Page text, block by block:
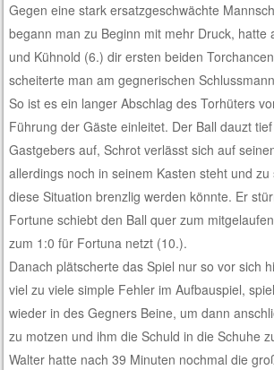
Gegen eine stark ersatzgeschwächte
begann man zu Beginn mit mehr Druck, hatte
und Kühnold (6.) dir ersten beiden
scheiterte man am gegnerischen
So ist es ein langer Abschlag des Torhüters
Führung der Gäste einleitet. Der Ball dauzt
Gastgebers auf, Schrot verlässt sich auf
allerdings noch in seinem Kasten steht und
diese Situation brenzlig werden könnte. Er
Fortune schiebt den Ball quer zum
zum 1:0 für Fortuna netzt (10.).
Danach plätscherte das Spiel nur so vor sich
viel zu viele simple Fehler im Aufbauspiel,
wieder in des Gegners Beine, um dann
zu motzen und ihm die Schuld in die Schuhe
Walter hatte nach 39 Minuten nochmal die